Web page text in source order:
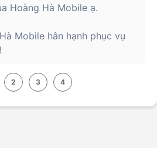
Hoàng Hà Mobile ạ.
Mobile hân hạnh phục vụ
2 3 4